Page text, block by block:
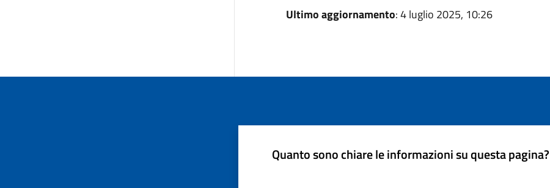
Ultimo aggiornamento: 4 luglio 2025, 10:26
Quanto sono chiare le informazioni su questa pagina?